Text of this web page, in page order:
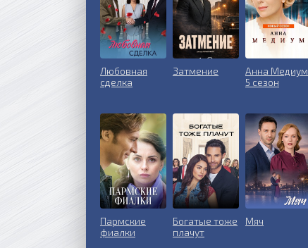
Любовная
сделка
Затмение
Анна Медиум
5 сезон
Пармские
фиалки
Богатые тоже
плачут
Мяч